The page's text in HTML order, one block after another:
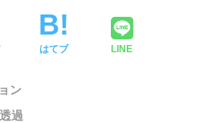
はてブ LINE
ン
過